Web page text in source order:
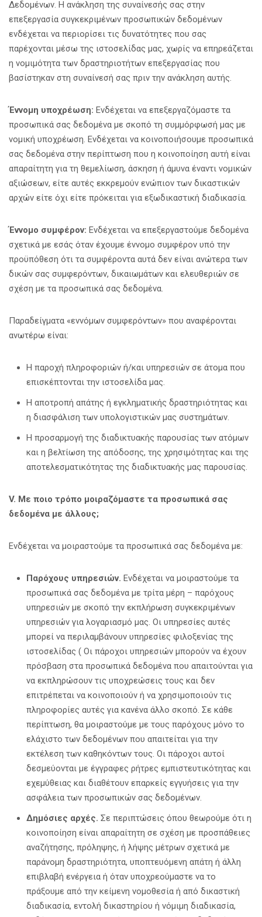
Δεδομένων. Η ανάκληση της συναίνεσής σας στην
επεξεργασία συγκεκριμένων προσωπικών δεδομένων
ενδέχεται να περιορίσει τις δυνατότητες που σας
παρέχονται μέσω της ιστοσελίδας μας, χωρίς να επηρεάζεται
η νομιμότητα των δραστηριοτήτων επεξεργασίας που
βασίστηκαν στη συναίνεσή σας πριν την ανάκληση αυτής.
Έννομη υποχρέωση: Ενδέχεται να επεξεργαζόμαστε τα
προσωπικά σας δεδομένα με σκοπό τη συμμόρφωσή μας με
νομική υποχρέωση. Ενδέχεται να κοινοποιήσουμε προσωπικά
σας δεδομένα στην περίπτωση που η κοινοποίηση αυτή είναι
απαραίτητη για τη θεμελίωση, άσκηση ή άμυνα έναντι νομικών
αξιώσεων, είτε αυτές εκκρεμούν ενώπιον των δικαστικών
αρχών είτε όχι είτε πρόκειται για εξωδικαστική διαδικασία.
Έννομο συμφέρον: Ενδέχεται να επεξεργαστούμε δεδομένα
σχετικά με εσάς όταν έχουμε έννομο συμφέρον υπό την
προϋπόθεση ότι τα συμφέροντα αυτά δεν είναι ανώτερα των
δικών σας συμφερόντων, δικαιωμάτων και ελευθεριών σε
σχέση με τα προσωπικά σας δεδομένα.
Παραδείγματα «εννόμων συμφερόντων» που αναφέρονται
ανωτέρω είναι:
Η παροχή πληροφοριών ή/και υπηρεσιών σε άτομα που
επισκέπτονται την ιστοσελίδα μας.
Η αποτροπή απάτης ή εγκληματικής δραστηριότητας και
η διασφάλιση των υπολογιστικών μας συστημάτων.
Η προσαρμογή της διαδικτυακής παρουσίας των ατόμων
και η βελτίωση της απόδοσης, της χρησιμότητας και της
αποτελεσματικότητας της διαδικτυακής μας παρουσίας.
V. Με ποιο τρόπο μοιραζόμαστε τα προσωπικά σας
δεδομένα με άλλους;
Ενδέχεται να μοιραστούμε τα προσωπικά σας δεδομένα με:
Παρόχους υπηρεσιών. Ενδέχεται να μοιραστούμε τα
προσωπικά σας δεδομένα με τρίτα μέρη – παρόχους
υπηρεσιών με σκοπό την εκπλήρωση συγκεκριμένων
υπηρεσιών για λογαριασμό μας. Οι υπηρεσίες αυτές
μπορεί να περιλαμβάνουν υπηρεσίες φιλοξενίας της
ιστοσελίδας ( Οι πάροχοι υπηρεσιών μπορούν να έχουν
πρόσβαση στα προσωπικά δεδομένα που απαιτούνται για
να εκπληρώσουν τις υποχρεώσεις τους και δεν
επιτρέπεται να κοινοποιούν ή να χρησιμοποιούν τις
πληροφορίες αυτές για κανένα άλλο σκοπό. Σε κάθε
περίπτωση, θα μοιραστούμε με τους παρόχους μόνο το
ελάχιστο των δεδομένων που απαιτείται για την
εκτέλεση των καθηκόντων τους. Οι πάροχοι αυτοί
δεσμεύονται με έγγραφες ρήτρες εμπιστευτικότητας και
εχεμύθειας και διαθέτουν επαρκείς εγγυήσεις για την
ασφάλεια των προσωπικών σας δεδομένων.
Δημόσιες αρχές. Σε περιπτώσεις όπου θεωρούμε ότι η
κοινοποίηση είναι απαραίτητη σε σχέση με προσπάθειες
αναζήτησης, πρόληψης, ή λήψης μέτρων σχετικά με
παράνομη δραστηριότητα, υποπτευόμενη απάτη ή άλλη
επιβλαβή ενέργεια ή όταν υποχρεούμαστε να το
πράξουμε από την κείμενη νομοθεσία ή από δικαστική
διαδικασία, εντολή δικαστηρίου ή νόμιμη διαδικασία,